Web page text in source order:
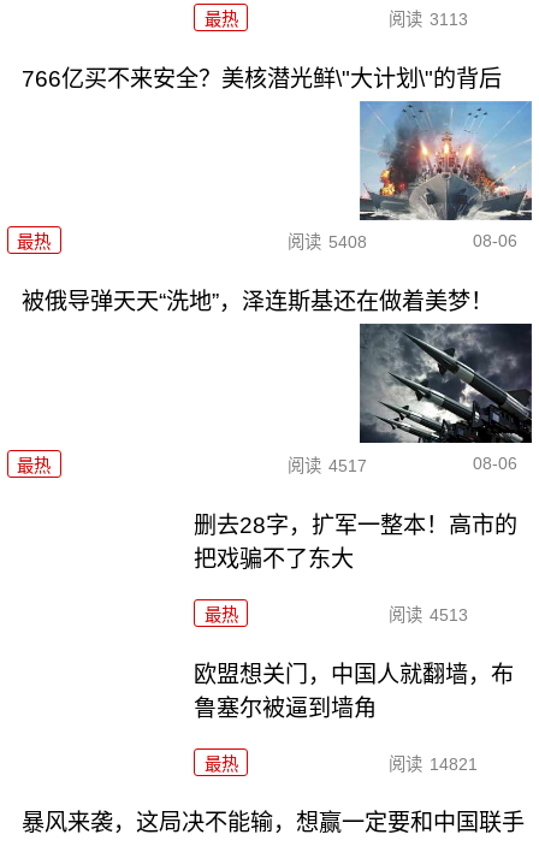
最热 阅读 3113
766亿买不来安全？美核潜光鲜\"大计划\"的背后
最热 阅读 5408 08-06
被俄导弹天天“洗地”，泽连斯基还在做着美梦！
最热 阅读 4517 08-06
删去28字，扩军一整本！高市的
把戏骗不了东大
最热 阅读 4513
欧盟想关门，中国人就翻墙，布
鲁塞尔被逼到墙角
最热 阅读 14821
暴风来袭，这局决不能输，想赢一定要和中国联手